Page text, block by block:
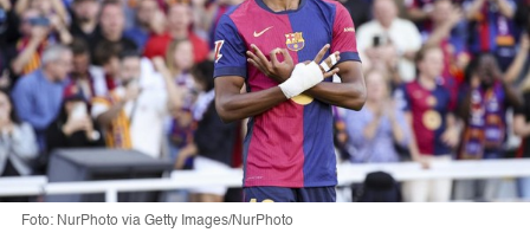
Foto: NurPhoto via Getty Images/NurPhoto